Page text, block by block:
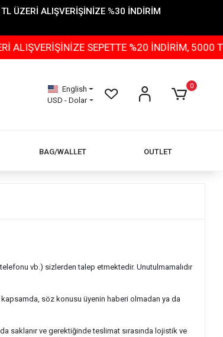
ÜZERİ ALIŞVERİŞİNİZE %30 İNDİRİM
SEPETTE %20 İNDİRİM, 5000 TL
English
USD - Dolar
0
BAG/WALLET OUTLET
vb.) sizlerden talep etmektedir. Unutulmamalıdır
söz konusu üyenin haberi olmadan ya da
saklanır ve gerektiğinde teslimat sırasında lojistik ve